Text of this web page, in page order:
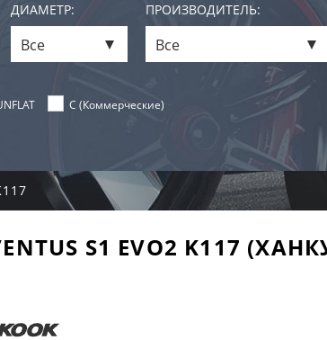
ДИАМЕТР: ПРОИЗВОДИТЕЛЬ:
Все Все
C (Коммерческие)
S1 EVO2 K117